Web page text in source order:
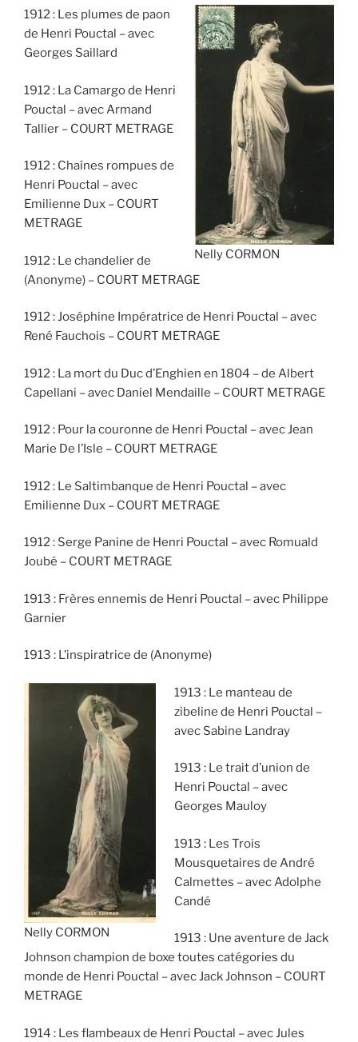
Nelly CORMON
1912 : Les plumes de paon
de Henri Pouctal – avec
Georges Saillard
1912 : La Camargo de Henri
Pouctal – avec Armand
Tallier – COURT METRAGE
1912 : Chaînes rompues de
Henri Pouctal – avec
Emilienne Dux – COURT
METRAGE
1912 : Le chandelier de
(Anonyme) – COURT METRAGE
1912 : Joséphine Impératrice de Henri Pouctal – avec
René Fauchois – COURT METRAGE
1912 : La mort du Duc d’Enghien en 1804 – de Albert
Capellani – avec Daniel Mendaille – COURT METRAGE
1912 : Pour la couronne de Henri Pouctal – avec Jean
Marie De l’Isle – COURT METRAGE
1912 : Le Saltimbanque de Henri Pouctal – avec
Emilienne Dux – COURT METRAGE
1912 : Serge Panine de Henri Pouctal – avec Romuald
Joubé – COURT METRAGE
1913 : Frères ennemis de Henri Pouctal – avec Philippe
Garnier
1913 : L’inspiratrice de (Anonyme)
Nelly CORMON
1913 : Le manteau de
zibeline de Henri Pouctal –
avec Sabine Landray
1913 : Le trait d’union de
Henri Pouctal – avec
Georges Mauloy
1913 : Les Trois
Mousquetaires de André
Calmettes – avec Adolphe
Candé
1913 : Une aventure de Jack
Johnson champion de boxe toutes catégories du
monde de Henri Pouctal – avec Jack Johnson – COURT
METRAGE
1914 : Les flambeaux de Henri Pouctal – avec Jules